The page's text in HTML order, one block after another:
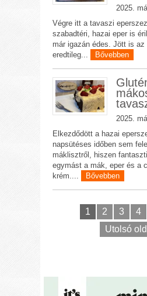
2025.
Végre itt a tavaszi
szabadtéri, hazai eper is
már igazán édes. Jött is az
eredtileg...
Bővebben
2025.
Elkezdődött a hazai
napsütéses időben sem
máklisztről, hiszen
egymást a mák, eper és a
krém....
Bővebben
1 2 3 4
Utolsó